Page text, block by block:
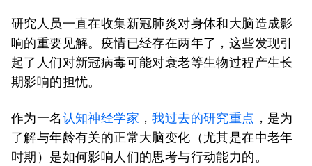
研究人员一直在收集新冠肺炎对身体和大脑造成影
响的重要见解。疫情已经存在两年了，这些发现引
起了人们对新冠病毒可能对衰老等生物过程产生长
期影响的担忧。
作为一名认知神经学家 ，我过去的研究重点 ，是为
了解与年龄有关的正常大脑变化（尤其是在中老年
时期）是如何影响人们的思考与行动能力的。